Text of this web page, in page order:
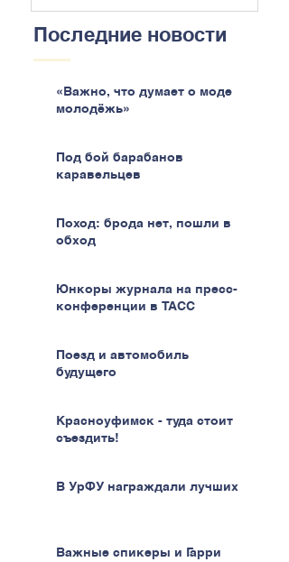
Последние новости
«Важно, что думает о моде
молодёжь»
Под бой барабанов
каравельцев
Поход: брода нет, пошли в
обход
Юнкоры журнала на пресс-
конференции в ТАСС
Поезд и автомобиль
будущего
Красноуфимск - туда стоит
съездить!
В УрФУ награждали лучших
Важные спикеры и Гарри